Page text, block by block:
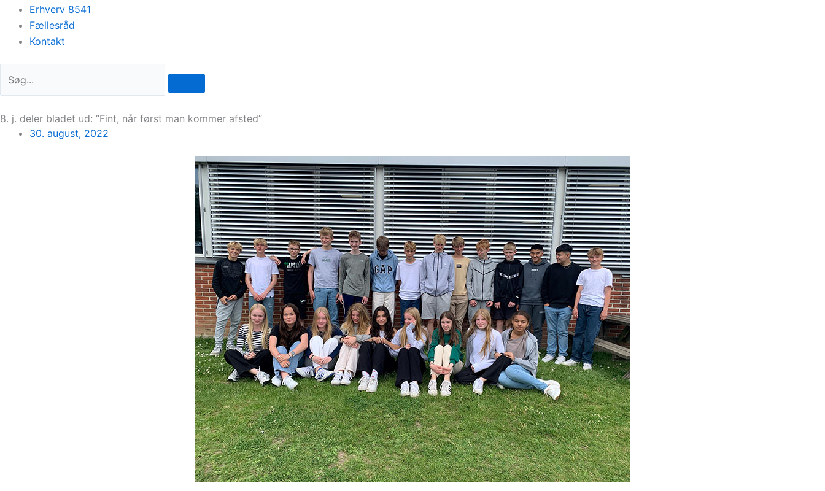
Erhverv 8541
Fællesråd
Kontakt
8. j. deler bladet ud: ”Fint, når først man kommer afsted”
30. august, 2022